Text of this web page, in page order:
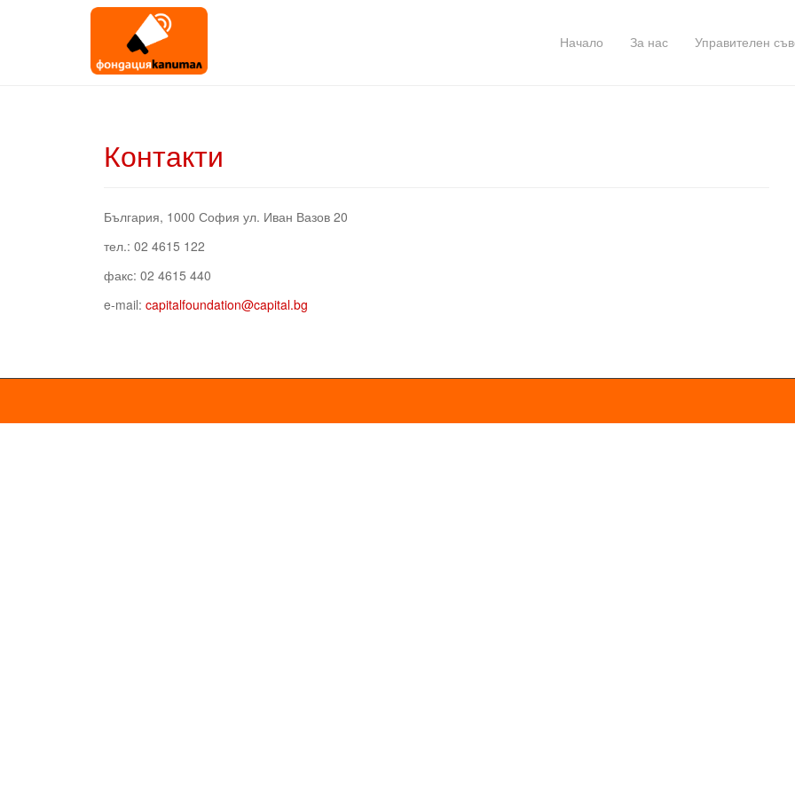
Начало За нас Управителен
Контакти
България, 1000 София ул. Иван Вазов 20
тел.: 02 4615 122
факс: 02 4615 440
e-mail: capitalfoundation@capital.bg